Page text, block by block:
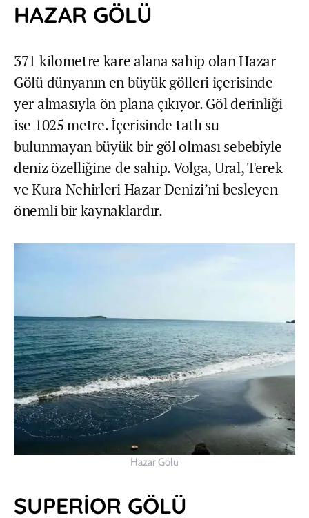
HAZAR GÖLÜ
371 kilometre kare alana sahip olan Hazar
Gölü dünyanın en büyük gölleri içerisinde
yer almasıyla ön plana çıkıyor. Göl derinliği
ise 1025 metre. İçerisinde tatlı su
bulunmayan büyük bir göl olması sebebiyle
deniz özelliğine de sahip. Volga, Ural, Terek
ve Kura Nehirleri Hazar Denizi’ni besleyen
önemli bir kaynaklardır.
Hazar Gölü
SUPERİOR GÖLÜ